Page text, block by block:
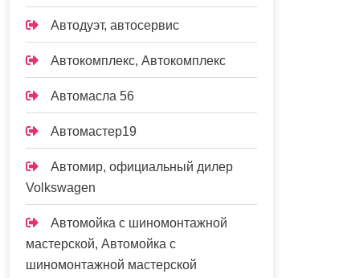
Автодуэт, автосервис
Автокомплекс, Автокомплекс
Автомасла 56
Автомастер19
Автомир, официальный дилер
Volkswagen
Автомойка с шиномонтажной
мастерской, Автомойка с
шиномонтажной мастерской